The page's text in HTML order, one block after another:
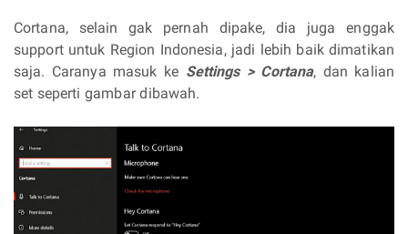
Cortana, selain gak pernah dipake, dia juga enggak
support untuk Region Indonesia, jadi lebih baik dimatikan
saja. Caranya masuk ke Settings > Cortana, dan kalian
set seperti gambar dibawah.